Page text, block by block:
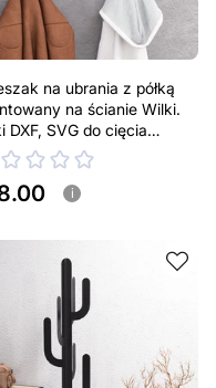
na ubrania z półką
na ścianie Wilki.
DXF, SVG do cięcia
i laserowego
i